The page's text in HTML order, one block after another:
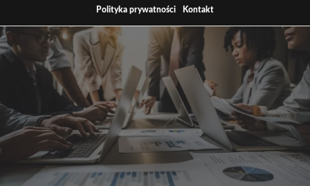
to
content
Polityka prywatności Kontakt